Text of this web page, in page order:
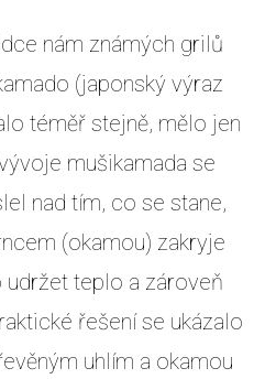
nám známých grilů
(japonský výraz
téměř stejně, mělo jen
mušikamada se
nad tím, co se stane,
(okamou) zakryje
teplo a zároveň
řešení se ukázalo
uhlím a okamou